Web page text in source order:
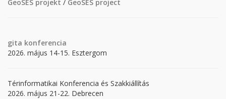
GeoSES projekt / GeoSES project
gita konferencia
2026. május 14-15. Esztergom
Térinformatikai Konferencia és Szakkiállítás
2026. május 21-22. Debrecen